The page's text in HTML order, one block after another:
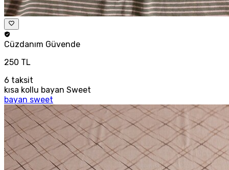
Cüzdanım Güvende
250 TL
6 taksit
kısa kollu bayan Sweet
bayan sweet